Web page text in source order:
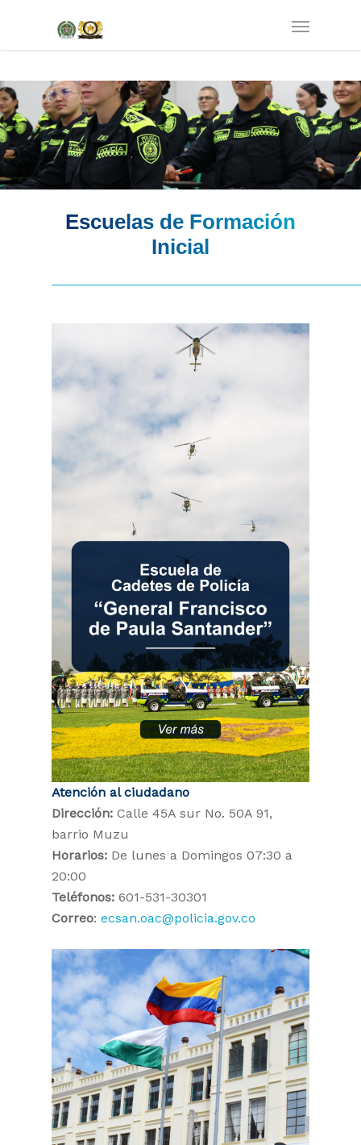
Escuelas de Formación
Inicial
Atención al ciudadano
Dirección: Calle 45A sur No. 50A 91,
barrio Muzu
Horarios: De lunes a Domingos 07:30 a
20:00
Teléfonos: 601-531-30301
Correo: ecsan.oac@policia.gov.co